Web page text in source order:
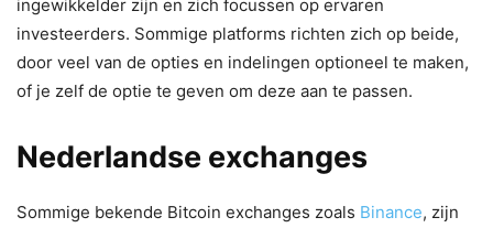
ingewikkelder zijn en zich focussen op ervaren
investeerders. Sommige platforms richten zich op beide,
door veel van de opties en indelingen optioneel te maken,
of je zelf de optie te geven om deze aan te passen.
Nederlandse exchanges
Sommige bekende Bitcoin exchanges zoals Binance, zijn